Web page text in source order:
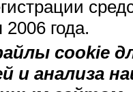
года.
cookie
и анализа